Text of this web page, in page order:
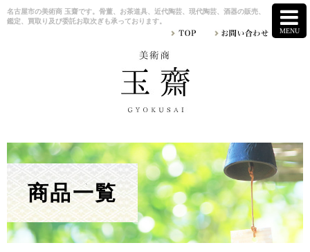
名古屋市の美術商 玉齋です。骨董、お茶道具、近代陶芸、現代陶芸、酒器の販売、
鑑定、買取り及び委託お取次ぎも承っております。
商品一覧